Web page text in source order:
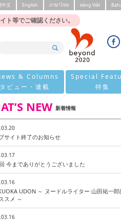
ト等でご確認ください。
中文 English ภาษาไทย tiéng Viêt
& Columns
ビュー・連載
Special
特集
NEW 新着情報
サイト終了のお知らせ
今までありがとうございました
UDON ～ ヌードルライター 山田祐一
スメ ～